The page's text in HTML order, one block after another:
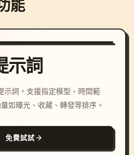
能
示詞
示詞，支援指定模型、時間範
如曝光、收藏、轉發等排序。
免費試試